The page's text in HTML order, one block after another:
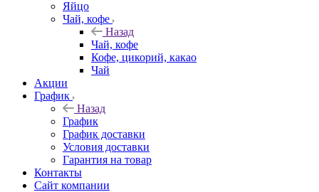
Яйцо
Чай, кофе
Назад
Чай, кофе
Кофе, цикорий, какао
Чай
Акции
График
Назад
График
График доставки
Условия доставки
Гарантия на товар
Контакты
Сайт компании